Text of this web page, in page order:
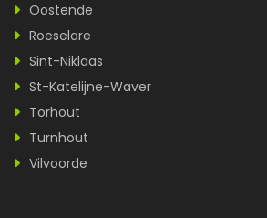
Oostende
Roeselare
Sint-Niklaas
St-Katelijne-Waver
Torhout
Turnhout
Vilvoorde